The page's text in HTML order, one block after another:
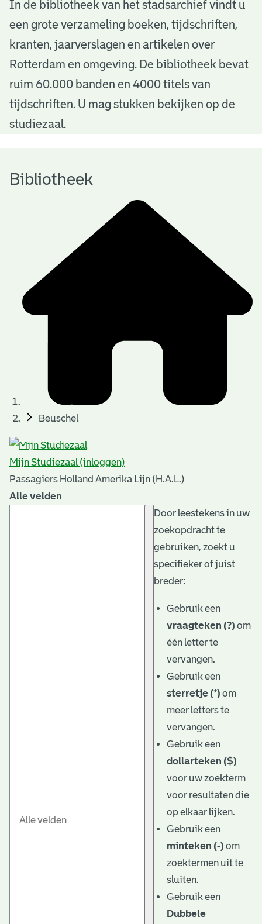
B
b
o
h
In de bibliotheek van het stadsarchief vindt u
een grote verzameling boeken, tijdschriften,
kranten, jaarverslagen en artikelen over
Rotterdam en omgeving. De bibliotheek bevat
ruim 60.000 banden en 4000 titels van
tijdschriften. U mag stukken bekijken op de
studiezaal.
Bibliotheek
Beuschel
Mijn Studiezaal (inloggen)
Passagiers Holland Amerika Lijn (H.A.L.)
Alle velden
Door leestekens in uw
zoekopdracht te
gebruiken, zoekt u
specifieker of juist
breder:
Gebruik een
vraagteken (?) om
één letter te
vervangen.
Gebruik een
sterretje (*) om
meer letters te
vervangen.
Gebruik een
dollarteken ($)
voor uw zoekterm
voor resultaten die
op elkaar lijken.
Gebruik een
minteken (-) om
zoektermen uit te
sluiten.
Gebruik een
Dubbele